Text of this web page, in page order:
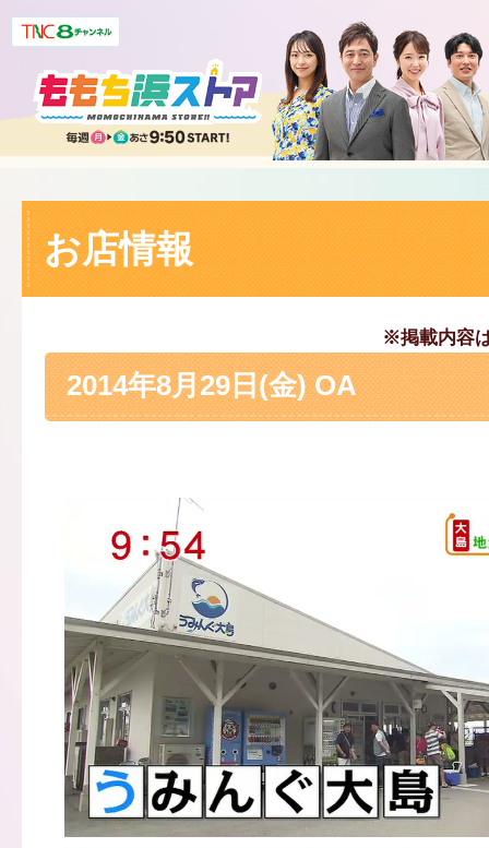
お店情報
※掲載内容
2014年8月29日(金) OA